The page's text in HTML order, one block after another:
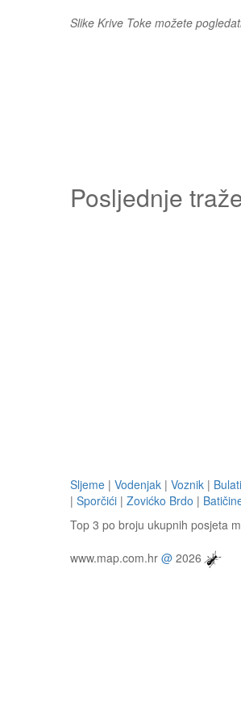
Slike Krive Toke možete
Posljednje
Sljeme | Vodenjak | Voznik | Bulati
| Sporčići | Zovićko Brdo |
Top 3 po broju ukupnih posjeta
www.map.com.hr @ 2026